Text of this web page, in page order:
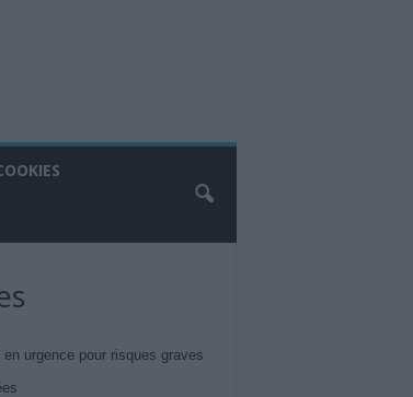
urgence pour risques graves